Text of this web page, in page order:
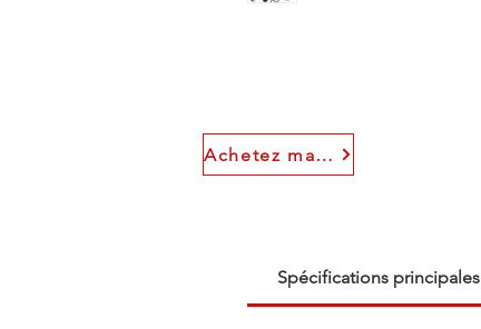
Spécifications principales
Achetez maintenant